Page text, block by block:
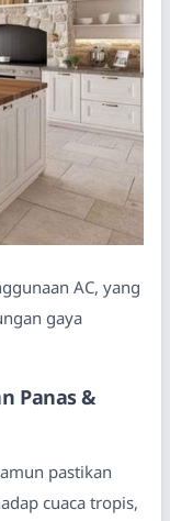
AC, yang
gaya
Panas &
pastikan
cuaca tropis,